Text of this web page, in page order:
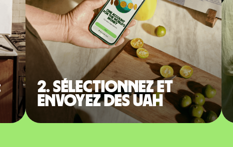
2. Sélectionnez et
envoyez des UAH